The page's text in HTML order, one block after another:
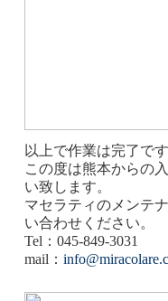
以上で作業は完了で
この度は熊本からの
い致します。
マセラティのメンテ
い合わせください。
Tel：045-849-3031
mail：